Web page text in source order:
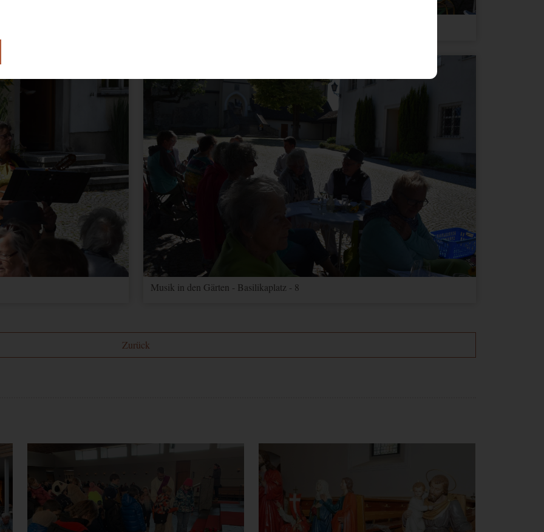
Musik in den Gärten - Basilikaplatz - 8
Zurück
Funktion unserer Website benötigt.
Ablauf Typ Anbieter
1 Jahr HTML Website
Ablauf Typ Anbieter
über Nutzereinstellungen und -informationen für Google Maps
Google Maps
1 Monat Andere
Google Maps
Andere
verwendet. 1 Tag HTML Google
Monate